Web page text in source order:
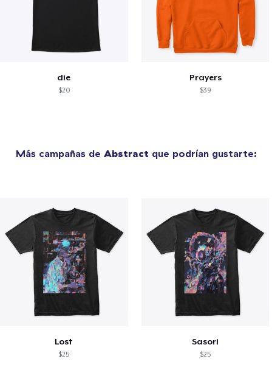
die
$20
Prayers
$39
Más campañas de Abstract que podrían gustarte:
Lost
$25
Sasori
$25